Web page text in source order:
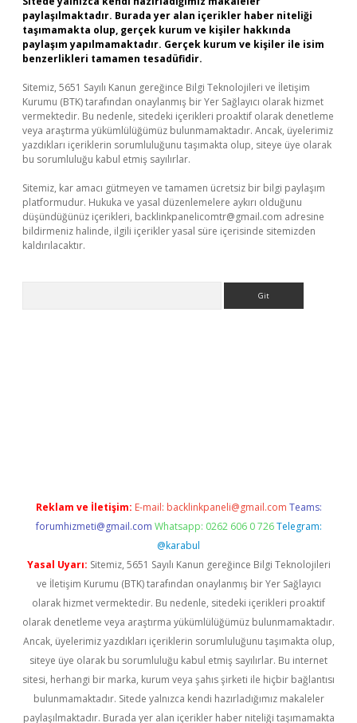
paylaşılmaktadır. Burada yer alan içerikler haber niteliği
taşımamakta olup, gerçek kurum ve kişiler hakkında
paylaşım yapılmamaktadır. Gerçek kurum ve kişiler ile isim
benzerlikleri tamamen tesadüfidir.
Sitemiz, 5651 Sayılı Kanun gereğince Bilgi Teknolojileri ve İletişim
Kurumu (BTK) tarafından onaylanmış bir Yer Sağlayıcı olarak hizmet
vermektedir. Bu nedenle, sitedeki içerikleri proaktif olarak denetleme
veya araştırma yükümlülüğümüz bulunmamaktadır. Ancak, üyelerimiz
yazdıkları içeriklerin sorumluluğunu taşımakta olup, siteye üye olarak
bu sorumluluğu kabul etmiş sayılırlar.
Sitemiz, kar amacı gütmeyen ve tamamen ücretsiz bir bilgi paylaşım
platformudur. Hukuka ve yasal düzenlemelere aykırı olduğunu
düşündüğünüz içerikleri, backlinkpanelicomtr@gmail.com adresine
bildirmeniz halinde, ilgili içerikler yasal süre içerisinde sitemizden
kaldırılacaktır.
Reklam ve İletişim: E-mail: backlinkpaneli@gmail.com Teams:
forumhizmeti@gmail.com Whatsapp: 0262 606 0 726 Telegram:
@karabul
Yasal Uyarı: Sitemiz, 5651 Sayılı Kanun gereğince Bilgi Teknolojileri
ve İletişim Kurumu (BTK) tarafından onaylanmış bir Yer Sağlayıcı
olarak hizmet vermektedir. Bu nedenle, sitedeki içerikleri proaktif
olarak denetleme veya araştırma yükümlülüğümüz bulunmamaktadır.
Ancak, üyelerimiz yazdıkları içeriklerin sorumluluğunu taşımakta olup,
siteye üye olarak bu sorumluluğu kabul etmiş sayılırlar. Bu internet
sitesi, herhangi bir marka, kurum veya şahıs şirketi ile hiçbir bağlantısı
bulunmamaktadır. Sitede yalnızca kendi hazırladığımız makaleler
paylaşılmaktadır. Burada yer alan içerikler haber niteliği taşımamakta